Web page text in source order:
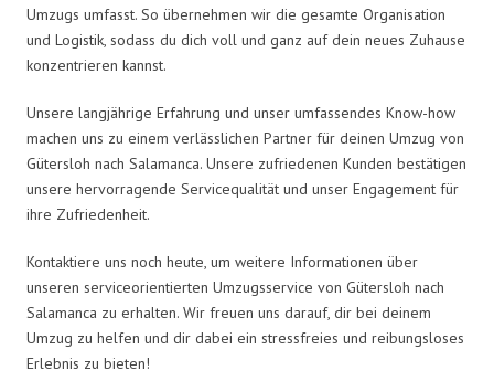
Umzugs umfasst. So übernehmen wir die gesamte Organisation
und Logistik, sodass du dich voll und ganz auf dein neues Zuhause
konzentrieren kannst.
Unsere langjährige Erfahrung und unser umfassendes Know-how
machen uns zu einem verlässlichen Partner für deinen Umzug von
Gütersloh nach Salamanca. Unsere zufriedenen Kunden bestätigen
unsere hervorragende Servicequalität und unser Engagement für
ihre Zufriedenheit.
Kontaktiere uns noch heute, um weitere Informationen über
unseren serviceorientierten Umzugsservice von Gütersloh nach
Salamanca zu erhalten. Wir freuen uns darauf, dir bei deinem
Umzug zu helfen und dir dabei ein stressfreies und reibungsloses
Erlebnis zu bieten!